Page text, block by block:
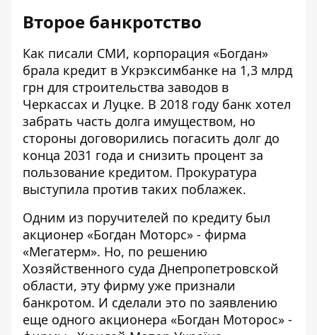
Второе банкротство
Как писали СМИ, корпорация «Богдан»
брала кредит в Укрэксимбанке на 1,3 млрд
грн для строительства заводов в
Черкассах и Луцке. В 2018 году банк хотел
забрать часть долга имуществом, но
стороны договорились погасить долг до
конца 2031 года и снизить процент за
пользование кредитом. Прокуратура
выступила против таких поблажек.
Одним из поручителей по кредиту был
акционер «Богдан Моторс» - фирма
«Мегатерм». Но, по решению
Хозяйственного суда Днепропетровской
области, эту фирму уже признали
банкротом. И сделали это по заявлению
еще одного акционера «Богдан Моторос» -